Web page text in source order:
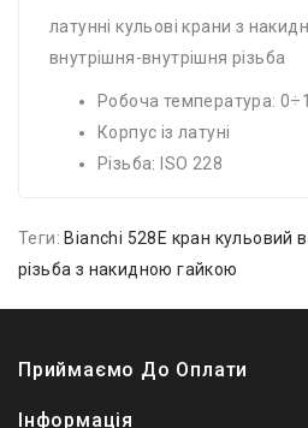
латунні кульові крани з
внутрішня-внутрішня різьба
Робоча температура:
Корпус із латуні
Різьба: ISO 228
Теги: Bianchi 528E кран кульовий
різьба з накидною гайкою
Приймаємо До Оплати
Інформація